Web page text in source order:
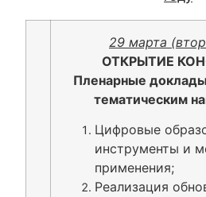
29 марта
ОТКРЫТИЕ
Пленарные
тематическим
Цифровые
инструменты и
применения;
Реализация